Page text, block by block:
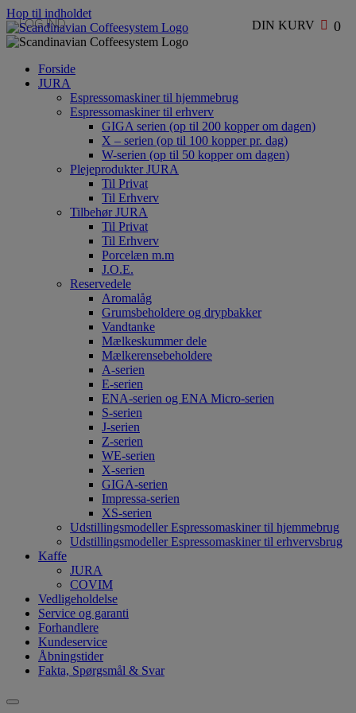
Hop til indholdet
0
Forside
JURA
Espressomaskiner til hjemmebrug
Espressomaskiner til erhverv
GIGA serien (op til 200 kopper om dagen)
X – serien (op til 100 kopper pr. dag)
W-serien (op til 50 kopper om dagen)
Plejeprodukter JURA
Til Privat
Til Erhverv
Tilbehør JURA
Til Privat
Til Erhverv
Porcelæn m.m
J.O.E.
Reservedele
Aromalåg
Grumsbeholdere og drypbakker
Vandtanke
Mælkeskummer dele
Mælkerensebeholdere
A-serien
E-serien
ENA-serien og ENA Micro-serien
S-serien
J-serien
Z-serien
WE-serien
X-serien
GIGA-serien
Impressa-serien
XS-serien
Udstillingsmodeller Espressomaskiner til hjemmebrug
Udstillingsmodeller Espressomaskiner til erhvervsbrug
Kaffe
JURA
COVIM
Vedligeholdelse
Service og garanti
Forhandlere
Kundeservice
Åbningstider
Fakta, Spørgsmål & Svar